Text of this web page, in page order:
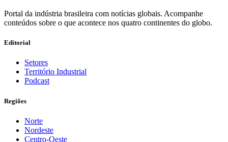
Portal da indústria brasileira com notícias globais. Acompanhe
conteúdos sobre o que acontece nos quatro continentes do globo.
Editorial
Setores
Território Industrial
Podcast
Regiões
Norte
Nordeste
Centro-Oeste